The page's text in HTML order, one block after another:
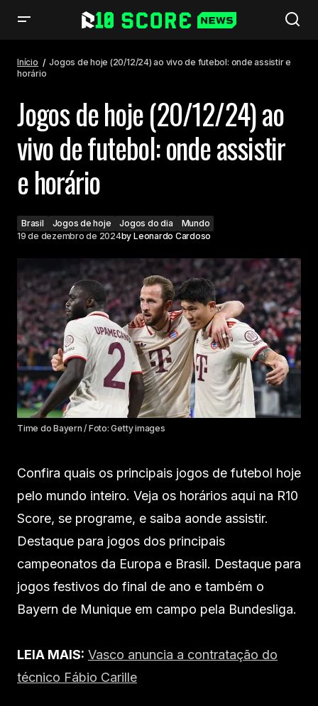
Início
Jogos de hoje (20/12/24) ao vivo de futebol: onde assistir e
horário
Jogos de hoje (20/12/24) ao
vivo de futebol: onde assistir
e horário
Brasil Jogos de hoje Jogos do dia
Mundo
19 de dezembro de 2024by Leonardo Cardoso
Time do Bayern / Foto: Getty images
Confira quais os principais jogos de futebol hoje
pelo mundo inteiro. Veja os horários aqui na R10
Score, se programe, e saiba aonde assistir.
Destaque para jogos dos principais
campeonatos da Europa e Brasil. Destaque para
jogos festivos do final de ano e também o
Bayern de Munique em campo pela Bundesliga.
LEIA MAIS: Vasco anuncia a contratação do
técnico Fábio Carille